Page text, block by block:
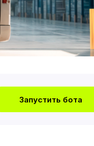
Запустить бота